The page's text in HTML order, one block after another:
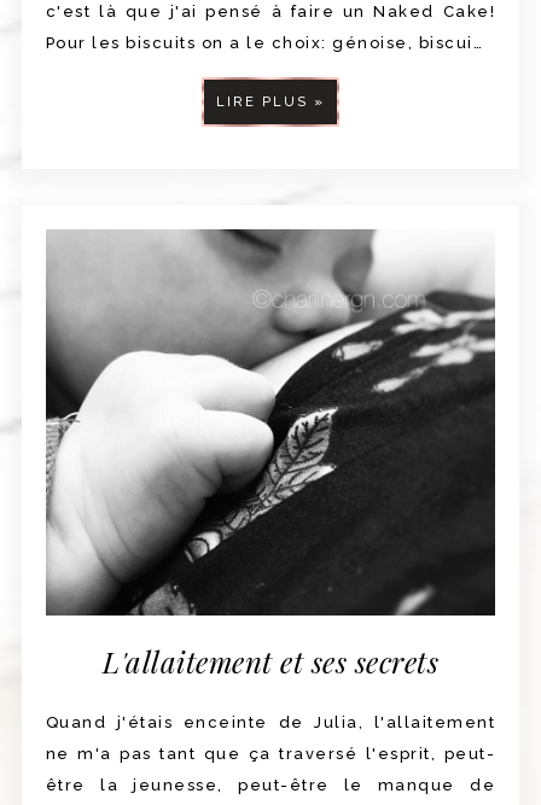
c'est là que j'ai pensé à faire un Naked Cake!
Pour les biscuits on a le choix: génoise, biscui…
LIRE PLUS »
L'allaitement et ses secrets
Quand j'étais enceinte de Julia, l'allaitement
ne m'a pas tant que ça traversé l'esprit, peut-
être la jeunesse, peut-être le manque de